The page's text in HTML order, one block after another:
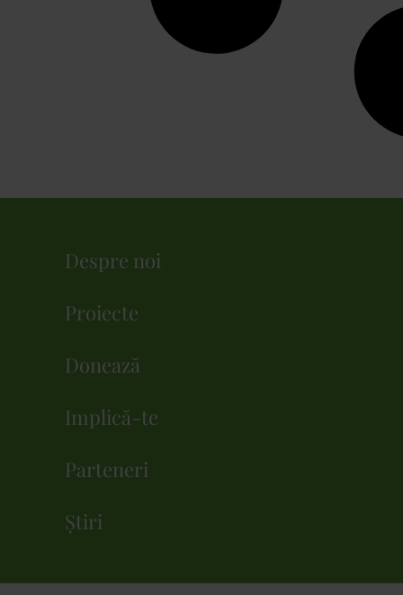
Despre noi
Proiecte
Donează
Implică-te
Parteneri
Știri